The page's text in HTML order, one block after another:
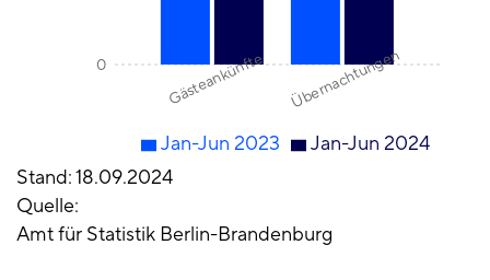
Gästeankünfte Übernachtungen
0
Jan-Jun 2023
Jan-Jun 2024
Stand 18.09.2024
Quelle
Amt für Statistik Berlin-Brandenburg